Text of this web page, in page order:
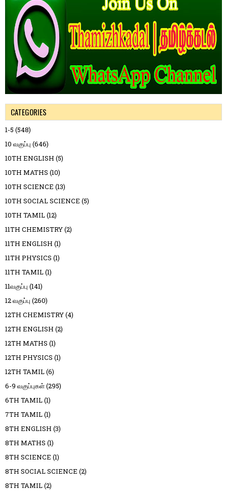
CATEGORIES
1-5 (548)
10 வகுப்பு (646)
10TH ENGLISH (5)
10TH MATHS (10)
10TH SCIENCE (13)
10TH SOCIAL SCIENCE (5)
10TH TAMIL(12)
11TH CHEMISTRY(2)
11TH ENGLISH (1)
11TH PHYSICS (1)
11TH TAMIL(1)
11வகுப்பு (141)
12 வகுப்பு (260)
12TH CHEMISTRY(4)
12TH ENGLISH (2)
12TH MATHS (1)
12TH PHYSICS (1)
12TH TAMIL(6)
6-9 வகுப்புகள்(295)
6TH TAMIL(1)
7TH TAMIL(1)
8TH ENGLISH (3)
8TH MATHS (1)
8TH SCIENCE (1)
8TH SOCIAL SCIENCE (2)
8TH TAMIL(2)